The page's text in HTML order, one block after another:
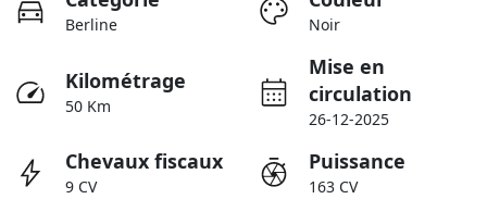
Berline Noir
Kilométrage
50 Km
Mise en
circulation
26-12-2025
Chevaux fiscaux
9 CV
Puissance
163 CV